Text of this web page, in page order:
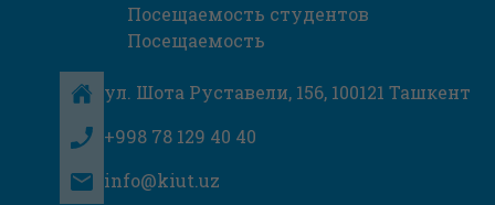
Посещаемость студентов
Посещаемость
ул. Шота Руставели, 156, 100121 Ташкент
+998 78 129 40 40
info@kiut.uz